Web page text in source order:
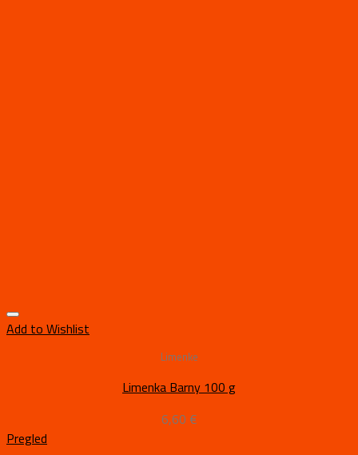
Add to Wishlist
Limenke
Limenka Barny 100 g
6,60 €
Pregled